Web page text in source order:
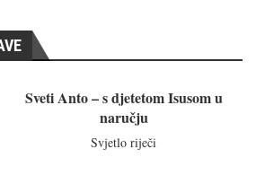
Sveti Anto – s djetetom Isusom u
naručju
Svjetlo riječi